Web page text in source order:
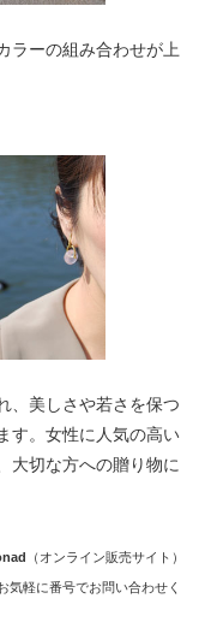
ラーの組み合わせが上
、美しさや若さを保つ
す。女性に人気の高い
大切な方への贈り物に
（オンライン販売サイト）
気軽に番号でお問い合わせく